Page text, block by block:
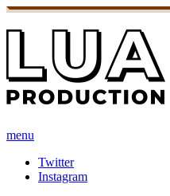
menu
Twitter
Instagram